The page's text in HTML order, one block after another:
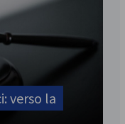
provinciale